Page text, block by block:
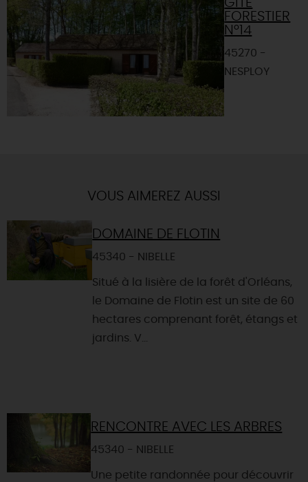
GÎTE
FORESTIER
N°14
45270 -
NESPLOY
VOUS AIMEREZ AUSSI
DOMAINE DE FLOTIN
45340 - NIBELLE
Situé à la lisière de la forêt d'Orléans,
le Domaine de Flotin est un site de 60
hectares comprenant forêt, étangs et
jardins. V...
RENCONTRE AVEC LES ARBRES
45340 - NIBELLE
Une petite randonnée pour découvrir